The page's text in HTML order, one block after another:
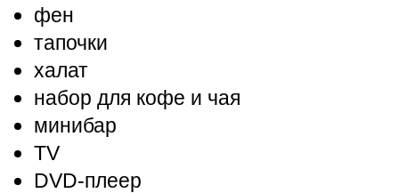
фен
тапочки
халат
набор для кофе и чая
минибар
TV
DVD-плеер